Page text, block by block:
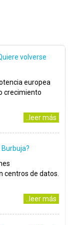
volverse
europea
crecimiento
..leer más
Burbuja?
centros de datos.
..leer más